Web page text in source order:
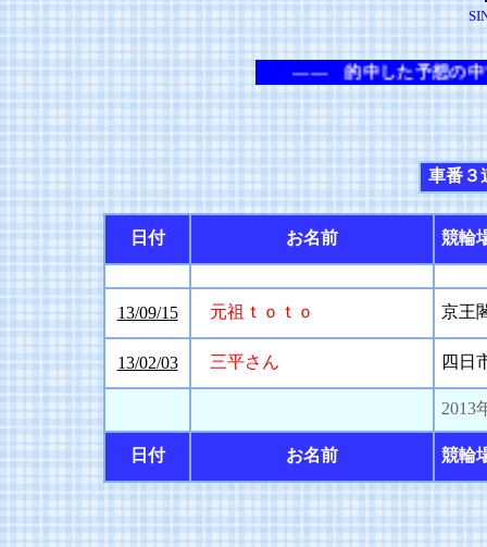
―― 的中した予想の中で
車番
日付 お名前 競輪
13/09/15 元祖ｔｏｔｏ 京王
13/02/03 三平さん 四日
2013
日付 お名前 競輪